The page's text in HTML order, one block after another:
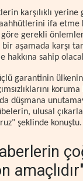
karşılıklı
ifa
gerekli önlemleri
aşamada karşı
hakkına sahip
garantinin
düşmana
ulusal
şeklinde konuştu.
amaçlıdır"